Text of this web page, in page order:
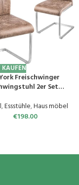
Freischwinger
2er Set
Küchenstuhl
Besucherstuhl
,Essstühle,Haus möbel
€198.00